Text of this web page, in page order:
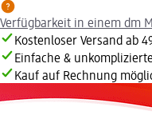
Verfügbarkeit in einem dm
Kostenloser Versand ab
Einfache &
Kauf auf Rechnung